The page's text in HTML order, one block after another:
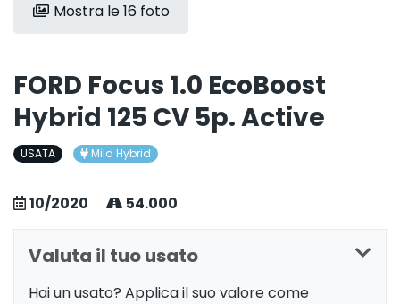
Mostra le 16 foto
FORD Focus 1.0 EcoBoost
Hybrid 125 CV 5p. Active
USATA Mild Hybrid
10/2020 54.000
Valuta il tuo usato
Hai un usato? Applica il suo valore come